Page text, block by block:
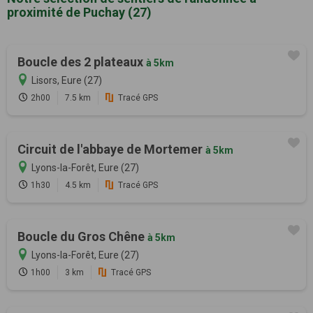
proximité de Puchay (27)
Boucle des 2 plateaux à 5km
Lisors, Eure (27)
2h00 7.5 km Tracé GPS
Circuit de l'abbaye de Mortemer à 5km
Lyons-la-Forêt, Eure (27)
1h30 4.5 km Tracé GPS
Boucle du Gros Chêne à 5km
Lyons-la-Forêt, Eure (27)
1h00 3 km Tracé GPS